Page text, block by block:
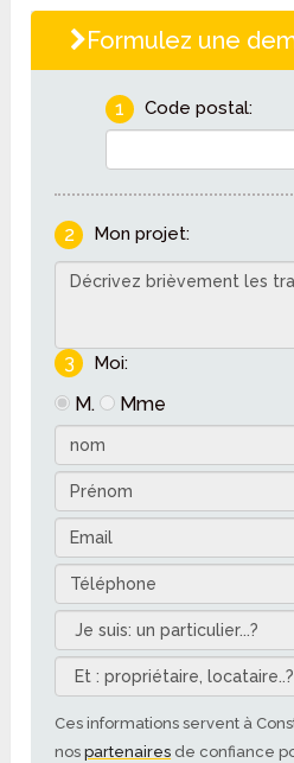
Formulez une
1 Code postal:
2 Mon projet:
3 Moi:
M. Mme
Ces informations servent à
nospartenaires de confiance